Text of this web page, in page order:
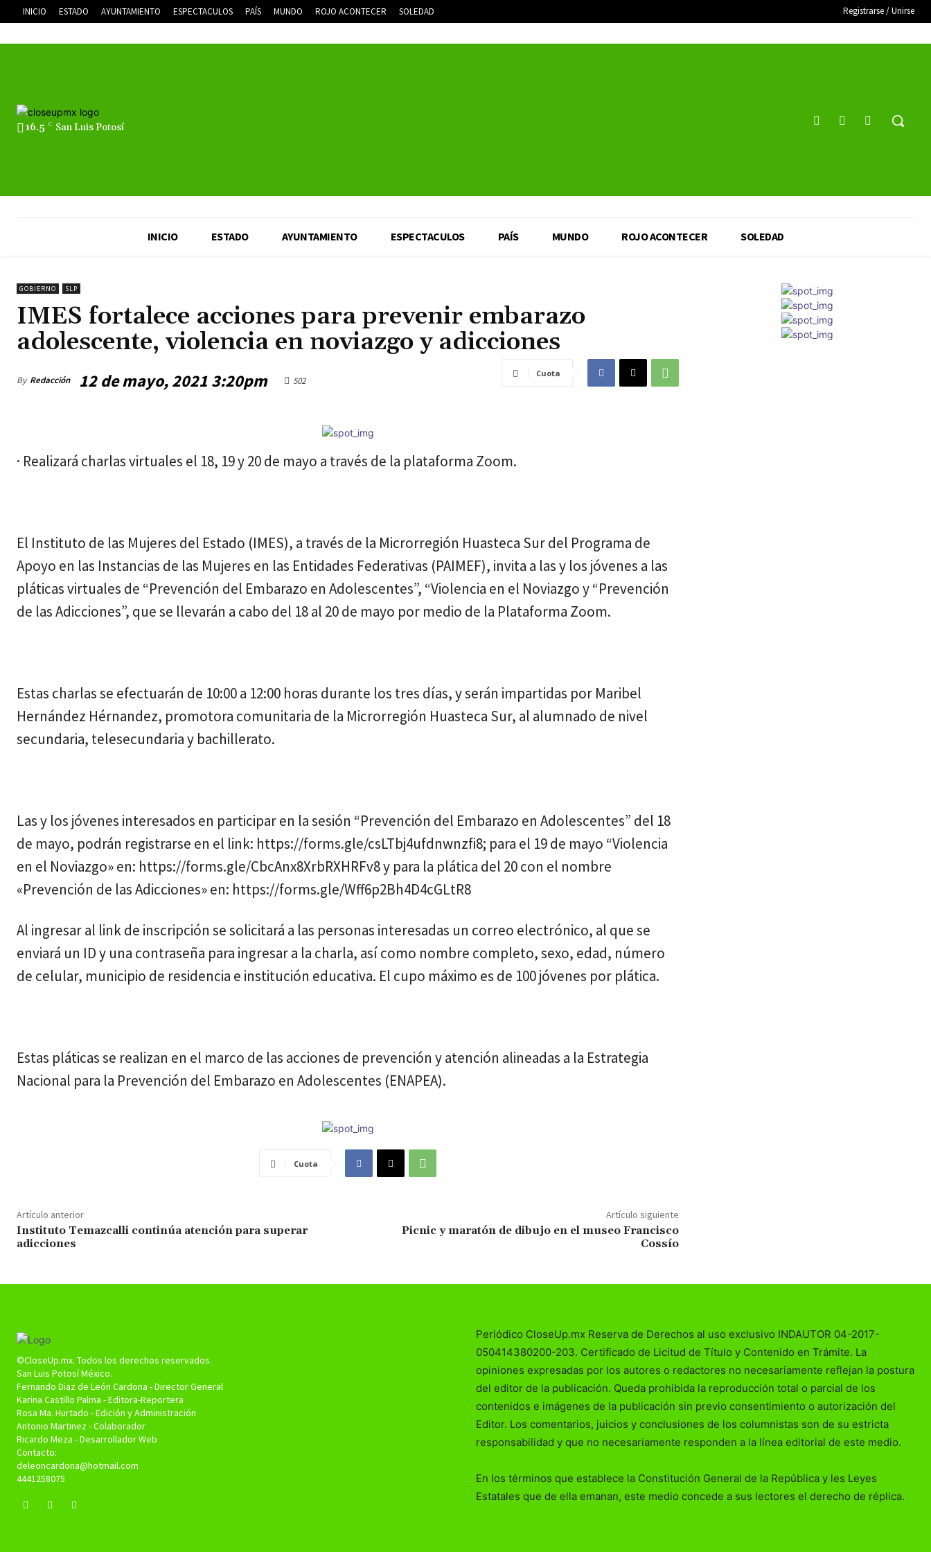
INICIO ESTADO AYUNTAMIENTO ESPECTACULOS PAÍS MUNDO ROJO ACONTECER SOLEDAD Registrarse / Unirse
16.5 C San Luis Potosí
INICIO ESTADO AYUNTAMIENTO ESPECTACULOS PAÍS MUNDO ROJO ACONTECER SOLEDAD
GOBIERNO SLP
IMES fortalece acciones para prevenir embarazo
adolescente, violencia en noviazgo y adicciones
By Redacción 12 de mayo, 2021 3:20pm 502
Cuota
· Realizará charlas virtuales el 18, 19 y 20 de mayo a través de la plataforma Zoom.
El Instituto de las Mujeres del Estado (IMES), a través de la Microrregión Huasteca Sur del Programa de
Apoyo en las Instancias de las Mujeres en las Entidades Federativas (PAIMEF), invita a las y los jóvenes a las
pláticas virtuales de “Prevención del Embarazo en Adolescentes”, “Violencia en el Noviazgo y “Prevención
de las Adicciones”, que se llevarán a cabo del 18 al 20 de mayo por medio de la Plataforma Zoom.
Estas charlas se efectuarán de 10:00 a 12:00 horas durante los tres días, y serán impartidas por Maribel
Hernández Hérnandez, promotora comunitaria de la Microrregión Huasteca Sur, al alumnado de nivel
secundaria, telesecundaria y bachillerato.
Las y los jóvenes interesados en participar en la sesión “Prevención del Embarazo en Adolescentes” del 18
de mayo, podrán registrarse en el link: https://forms.gle/csLTbj4ufdnwnzfi8; para el 19 de mayo “Violencia
en el Noviazgo» en: https://forms.gle/CbcAnx8XrbRXHRFv8 y para la plática del 20 con el nombre
«Prevención de las Adicciones» en: https://forms.gle/Wff6p2Bh4D4cGLtR8
Al ingresar al link de inscripción se solicitará a las personas interesadas un correo electrónico, al que se
enviará un ID y una contraseña para ingresar a la charla, así como nombre completo, sexo, edad, número
de celular, municipio de residencia e institución educativa. El cupo máximo es de 100 jóvenes por plática.
Estas pláticas se realizan en el marco de las acciones de prevención y atención alineadas a la Estrategia
Nacional para la Prevención del Embarazo en Adolescentes (ENAPEA).
Cuota
Artículo anterior
Instituto Temazcalli continúa atención para superar
adicciones
Artículo siguiente
Picnic y maratón de dibujo en el museo Francisco
Cossío
©CloseUp.mx. Todos los derechos reservados.
San Luis Potosí México.
Fernando Diaz de León Cardona - Director General
Karina Castillo Palma - Editora-Reportera
Rosa Ma. Hurtado - Edición y Administración
Antonio Martinez - Colaborador
Ricardo Meza - Desarrollador Web
Contacto:
deleoncardona@hotmail.com
4441258075
Periódico CloseUp.mx Reserva de Derechos al uso exclusivo INDAUTOR 04-2017-
050414380200-203. Certificado de Licitud de Título y Contenido en Trámite. La
opiniones expresadas por los autores o redactores no necesariamente reflejan la postura
del editor de la publicación. Queda prohibida la reproducción total o parcial de los
contenidos e imágenes de la publicación sin previo consentimiento o autorización del
Editor. Los comentarios, juicios y conclusiones de los columnistas son de su estricta
responsabilidad y que no necesariamente responden a la línea editorial de este medio.
En los términos que establece la Constitución General de la República y les Leyes
Estatales que de ella emanan, este medio concede a sus lectores el derecho de réplica.